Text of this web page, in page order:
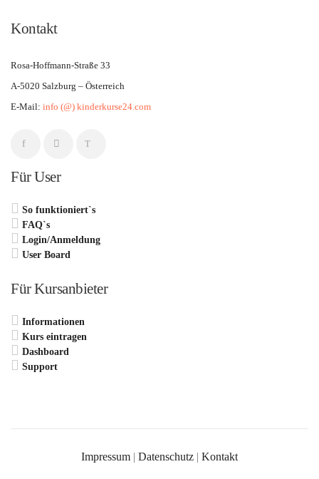
Kontakt
Rosa-Hoffmann-Straße 33
A-5020 Salzburg – Österreich
E-Mail: info (@) kinderkurse24.com
Für User
So funktioniert`s
FAQ`s
Login/Anmeldung
User Board
Für Kursanbieter
Informationen
Kurs eintragen
Dashboard
Support
Impressum | Datenschutz | Kontakt